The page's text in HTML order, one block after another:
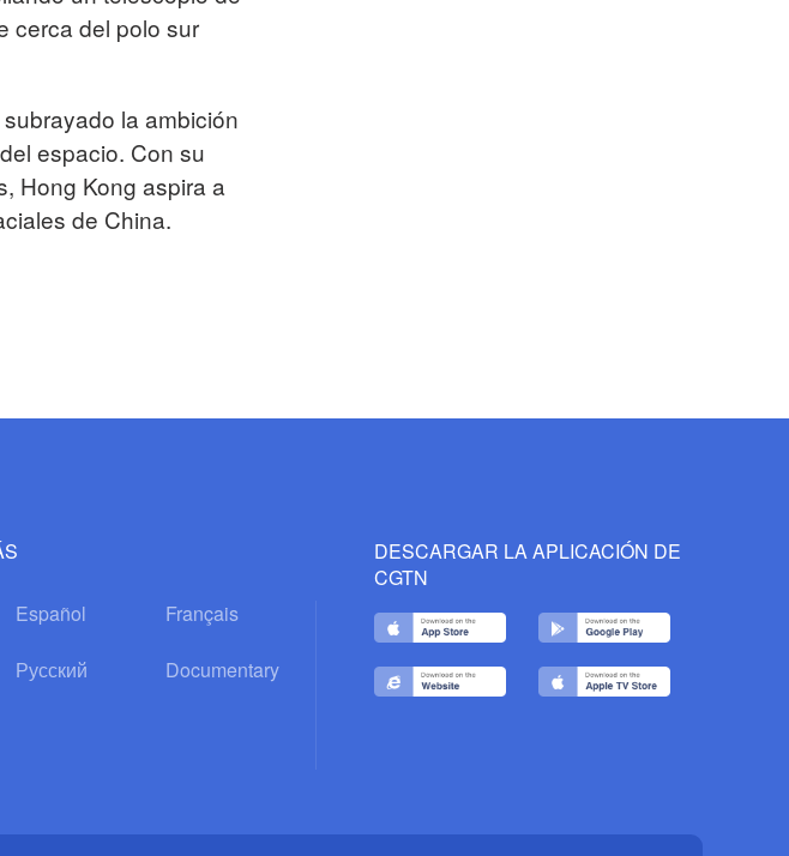
cerca del polo sur
la ambición
espacio. Con su
Hong Kong aspira a
de China.
Español Français
Русский Documentary
DESCARGAR LA APLICACIÓN DE
CGTN